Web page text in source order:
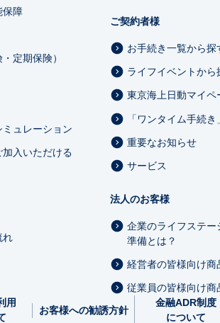
保障
定期保険）
ュレーション
入いただける
れ
ご契約者様
お手続き一覧から探
ライフイベントから
東京海上日動マイペ
「ワンタイム手続
重要なお知らせ
サービス
法人のお客様
企業のライフステー
準備とは？
経営者の皆様向け商
従業員の皆様向け商
用
お客様への勧誘方針
金融ADR制度
について